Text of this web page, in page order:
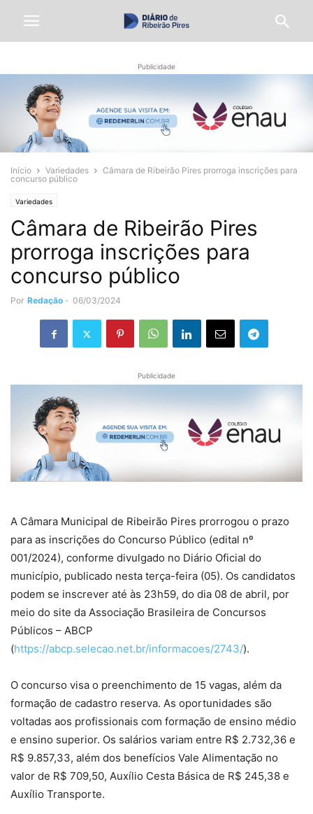
Publicidade
Início Variedades
Câmara de Ribeirão Pires prorroga inscrições para
concurso público
Variedades
Câmara de Ribeirão Pires
prorroga inscrições para
concurso público
Por Redação - 06/03/2024
Publicidade
A Câmara Municipal de Ribeirão Pires prorrogou o prazo
para as inscrições do Concurso Público (edital nº
001/2024), conforme divulgado no Diário Oficial do
município, publicado nesta terça-feira (05). Os candidatos
podem se inscrever até às 23h59, do dia 08 de abril, por
meio do site da Associação Brasileira de Concursos
Públicos – ABCP
(https://abcp.selecao.net.br/informacoes/2743/).
O concurso visa o preenchimento de 15 vagas, além da
formação de cadastro reserva. As oportunidades são
voltadas aos profissionais com formação de ensino médio
e ensino superior. Os salários variam entre R$ 2.732,36 e
R$ 9.857,33, além dos benefícios Vale Alimentação no
valor de R$ 709,50, Auxílio Cesta Básica de R$ 245,38 e
Auxílio Transporte.